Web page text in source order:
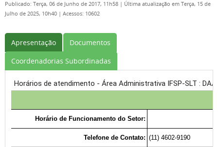
Publicado: Terça, 06 de Junho de 2017, 11h58 | Última atualização em Terça, 15 de
Julho de 2025, 10h40 | Acessos: 10602
Apresentação
Documentos
Coordenadorias Subordinadas